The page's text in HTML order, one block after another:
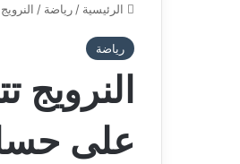
الرئيسية / رياضة /
رياضة
النرويج
على